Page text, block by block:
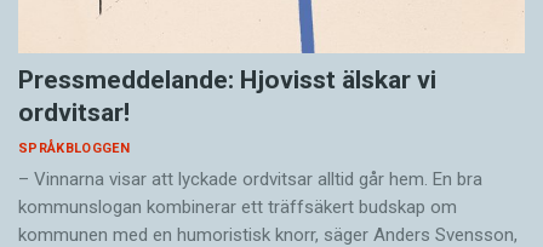
Pressmeddelande: Hjovisst älskar vi
ordvitsar!
SPRÅKBLOGGEN
– Vinnarna visar att lyckade ordvitsar alltid går hem. En bra
kommunslogan kombinerar ett träffsäkert budskap om
kommunen med en humoristisk knorr, säger Anders Svensson,